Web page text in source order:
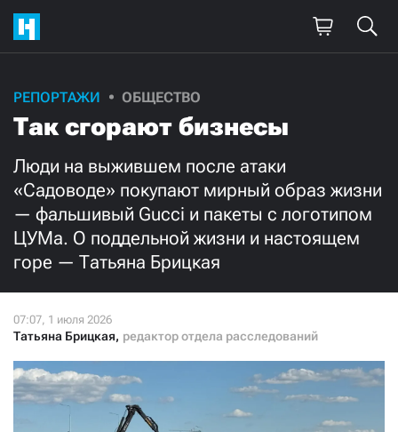
РЕПОРТАЖИ ОБЩЕСТВО
Так сгорают бизнесы
Люди на выжившем после атаки
«Садоводе» покупают мирный образ жизни
— фальшивый Gucci и пакеты с логотипом
ЦУМа. О поддельной жизни и настоящем
горе — Татьяна Брицкая
Татьяна Брицкая, редактор отдела расследований
Поддержите
нашу работу!
Ежемесячно Разово
3000 1000
500
Нажимая кнопку «Стать соучастником»,
я принимаю условия и подтверждаю свое гражданство РФ
СТАТЬ СОУЧАСТНИКОМ
ПОДЕЛИТЬСЯ С ДРУЗЬЯМИ